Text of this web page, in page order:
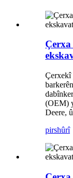
Çerxa
Çerxekî
(OEM)
Deere,
pirshûrî